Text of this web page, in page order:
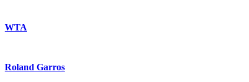
WTA
Roland Garros